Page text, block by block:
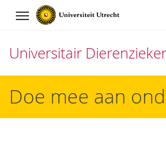
Navigation
Universitair
naarDoe mee aan